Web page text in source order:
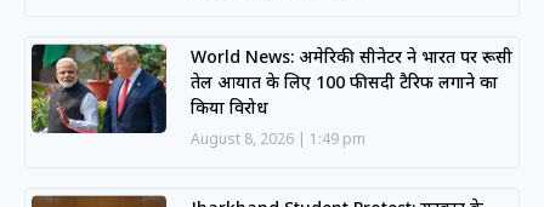
World News: अमेरिकी सीनेटर ने भारत पर रूसी
तेल आयात के लिए 100 फीसदी टैरिफ लगाने का
किया विरोध
August 8, 2026 1:49 pm